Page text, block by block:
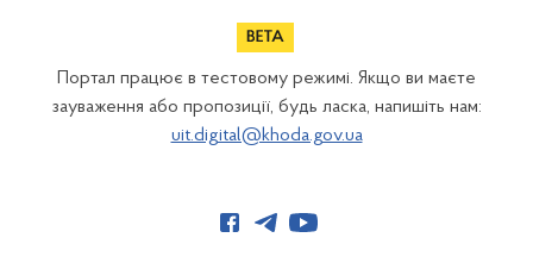
Портал працює в тестовому режимі. Якщо ви маєте
зауваження або пропозиції, будь ласка, напишіть нам:
uit.digital@khoda.gov.ua